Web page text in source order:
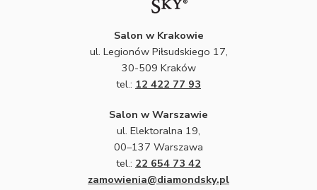
Salon w Krakowie
ul. Legionów Piłsudskiego 17,
30-509 Kraków
tel.: 12 422 77 93
Salon w Warszawie
ul. Elektoralna 19,
00–137 Warszawa
tel.: 22 654 73 42
zamowienia@diamondsky.pl